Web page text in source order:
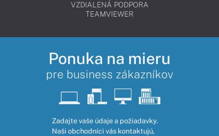
VZDIALENÁ PODPORA
TEAMVIEWER
Ponuka na mieru
pre business zákazníkov
Zadajte vaše údaje a požiadavky.
Naši obchodníci vás kontaktujú,